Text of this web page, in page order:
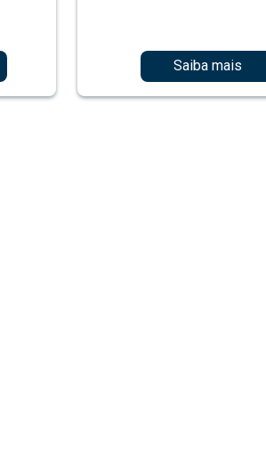
Saiba mais